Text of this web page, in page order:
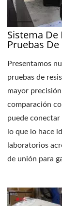
Sistema
Pruebas
Presentamos
pruebas de
mayor
comparación
puede
lo que lo hace
laboratorios
de unión para